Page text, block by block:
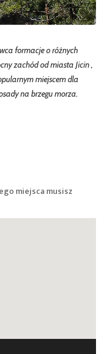
formacje o różnych
zachód od miasta Jicin ,
miejscem dla
na brzegu morza.
miejsca musisz